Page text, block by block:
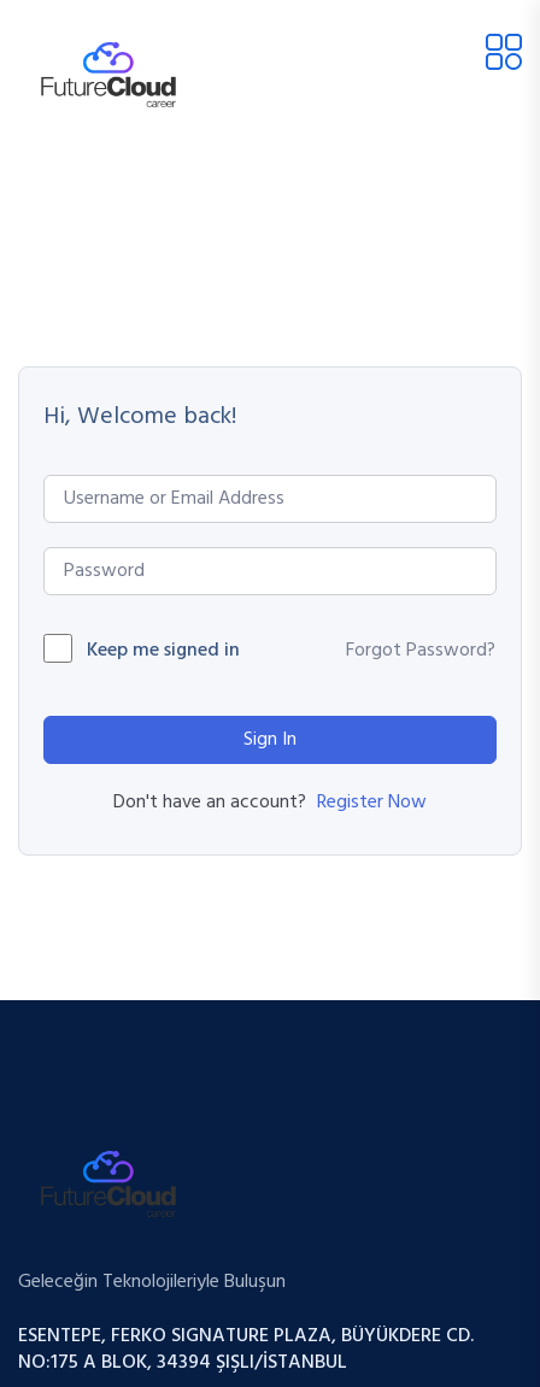
Hi, Welcome back!
Keep me signed in Forgot Password?
Sign In
Don't have an account? Register Now
Geleceğin Teknolojileriyle Buluşun
ESENTEPE, FERKO SIGNATURE PLAZA, BÜYÜKDERE CD.
NO:175 A BLOK, 34394 ŞIŞLI/İSTANBUL